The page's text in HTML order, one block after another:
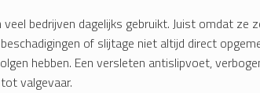
bedrijven dagelijks gebruikt. Juist omdat ze
of slijtage niet altijd direct
hebben. Een versleten antislipvoet,
valgevaar.